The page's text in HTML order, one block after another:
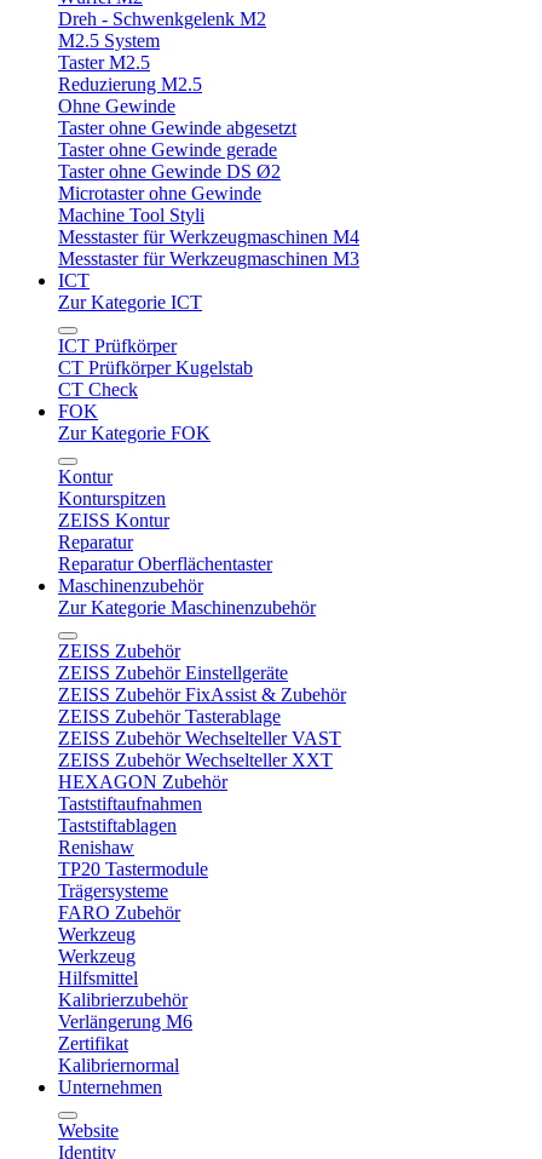
Dreh - Schwenkgelenk M2
M2.5 System
Taster M2.5
Reduzierung M2.5
Ohne Gewinde
Taster ohne Gewinde abgesetzt
Taster ohne Gewinde gerade
Taster ohne Gewinde DS Ø2
Microtaster ohne Gewinde
Machine Tool Styli
Messtaster für Werkzeugmaschinen M4
Messtaster für Werkzeugmaschinen M3
ICT
Zur Kategorie ICT
ICT Prüfkörper
CT Prüfkörper Kugelstab
CT Check
FOK
Zur Kategorie FOK
Kontur
Konturspitzen
ZEISS Kontur
Reparatur
Reparatur Oberflächentaster
Maschinenzubehör
Zur Kategorie Maschinenzubehör
ZEISS Zubehör
ZEISS Zubehör Einstellgeräte
ZEISS Zubehör FixAssist & Zubehör
ZEISS Zubehör Tasterablage
ZEISS Zubehör Wechselteller VAST
ZEISS Zubehör Wechselteller XXT
HEXAGON Zubehör
Taststiftaufnahmen
Taststiftablagen
Renishaw
TP20 Tastermodule
Trägersysteme
FARO Zubehör
Werkzeug
Werkzeug
Hilfsmittel
Kalibrierzubehör
Verlängerung M6
Zertifikat
Kalibriernormal
Unternehmen
Website
Identity